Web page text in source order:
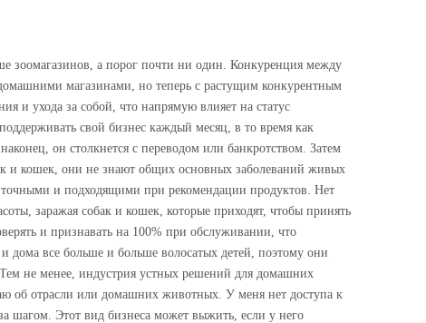
зоомагазинов, а порог почти ни один. Конкуренция между
магазинами, но теперь с растущим конкурентным
и ухода за собой, что напрямую влияет на статус
свой бизнес каждый месяц, в то время как
он столкнется с переводом или банкротством. Затем
и кошек, они не знают общих основных заболеваний живых
и подходящими при рекомендации продуктов. Нет
заражая собак и кошек, которые приходят, чтобы принять
и признавать на 100% при обслуживании, что
дома все больше и больше волосатых детей, поэтому они
Тем не менее, индустрия устных решений для домашних
об отрасли или домашних животных. У меня нет доступа к
шагом. Этот вид бизнеса может выжить, если у него